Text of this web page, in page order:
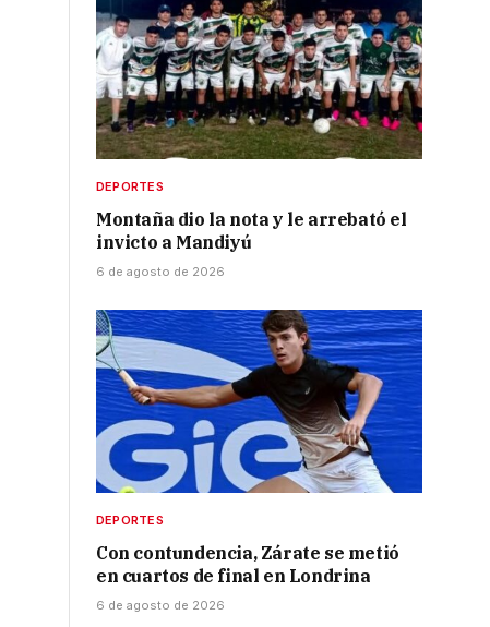
DEPORTES
Montaña dio la nota y le arrebató el
invicto a Mandiyú
6 de agosto de 2026
DEPORTES
Con contundencia, Zárate se metió
en cuartos de final en Londrina
6 de agosto de 2026